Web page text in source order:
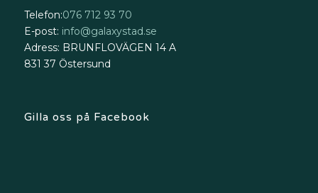
Telefon:076 712 93 70
E-post: info@galaxystad.se
Adress: BRUNFLOVÄGEN 14 A
831 37 Östersund
Gilla oss på Facebook